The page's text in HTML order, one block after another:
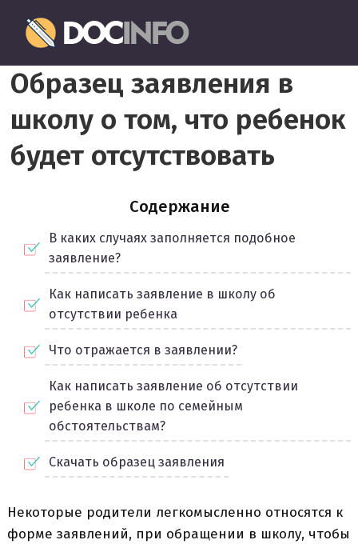
перейти
к
содержимому
оформление
и
заполнение
документов
Образец заявления в
школу о том, что ребенок
будет отсутствовать
Содержание
В каких случаях заполняется подобное
заявление?
Как написать заявление в школу об
отсутствии ребенка
Что отражается в заявлении?
Как написать заявление об отсутствии
ребенка в школе по семейным
обстоятельствам?
Скачать образец заявления
Некоторые родители легкомысленно относятся к
форме заявлений, при обращении в школу, чтобы